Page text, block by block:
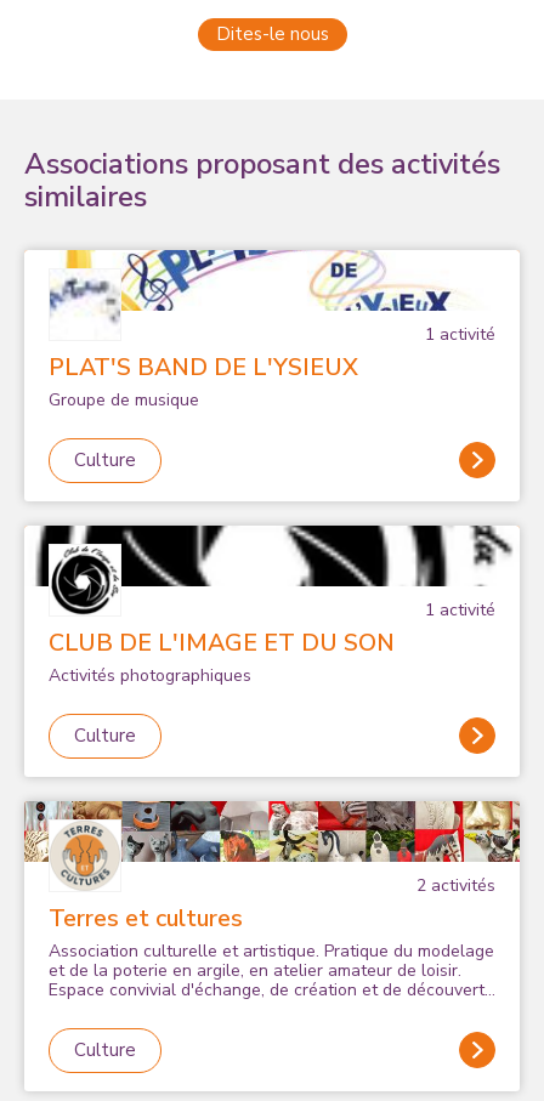
Dites-le nous
Associations proposant des activités
similaires
1 activité
PLAT'S BAND DE L'YSIEUX
Groupe de musique
Culture
1 activité
CLUB DE L'IMAGE ET DU SON
Activités photographiques
Culture
2 activités
Terres et cultures
Association culturelle et artistique. Pratique du modelage
et de la poterie en argile, en atelier amateur de loisir.
Espace convivial d'échange, de création et de découverte
Culture